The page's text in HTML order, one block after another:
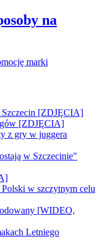
na
Szczecin [ZDJĘCIA]
[ZDJĘCIA]
z gry w juggera
w Szczecinie"
w szczytnym celu
[WIDEO,
Letniego